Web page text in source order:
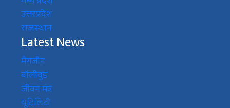
उत्तरप्रदेश
राजस्थान
Latest News
मैगजीन
बॉलीवुड
जीवन मंत्र
यूटिलिटी